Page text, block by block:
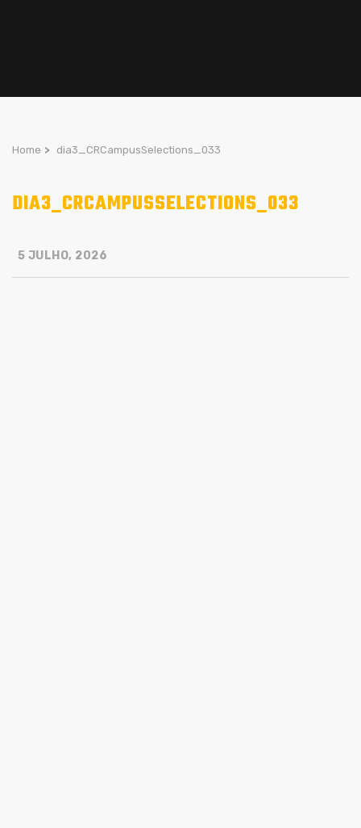
Home > dia3_CRCampusSelections_033
DIA3_CRCAMPUSSELECTIONS_033
5 JULHO, 2026